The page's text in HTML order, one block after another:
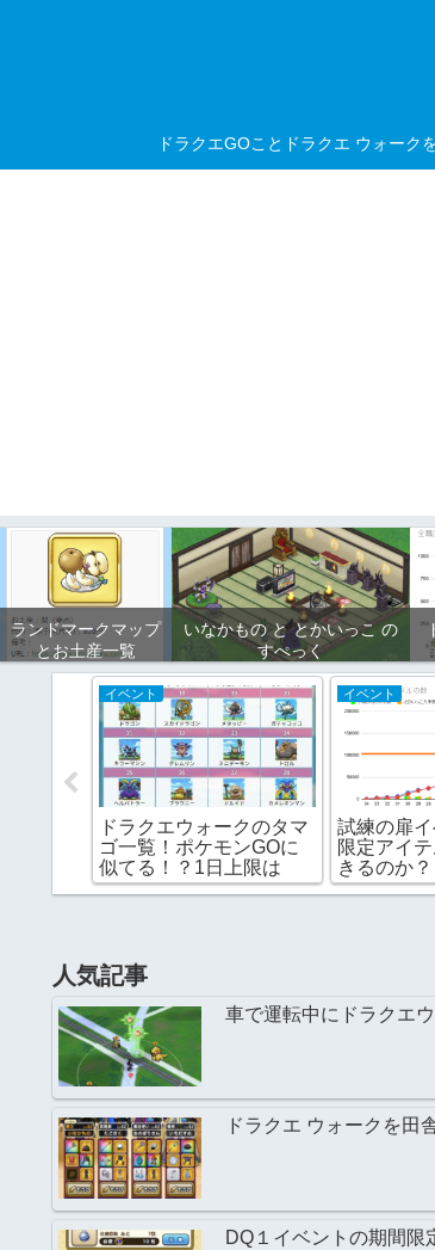
ドラクエGOことドラクエ ウォー
ランドマークマップ
とお土産一覧
いなかもの と とかいっこ の
すぺっく
イベント
ドラクエウォークのタマ
ゴ一覧！ポケモンGOに
似てる！？1日上限は
イベント
試練の扉
限定アイ
きるのか？
人気記事
車で運転中にドラクエ
ドラクエ ウォークを田
DQ１イベントの期間限